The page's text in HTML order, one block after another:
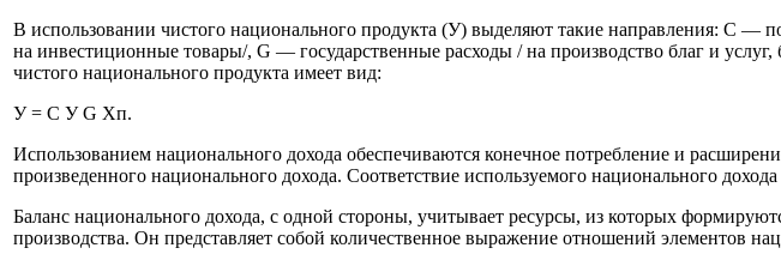
В использовании чистого национального продукта (У) выделяют такие направления: С —
на инвестиционные товары/, G — государственные расходы / на производство благ и
чистого национального продукта имеет вид:
У = С У G Хп.
Использованием национального дохода обеспечиваются конечное потребление и
произведенного национального дохода. Соответствие используемого национального
Баланс национального дохода, с одной стороны, учитывает ресурсы, из которых
производства. Он представляет собой количественное выражение отношений элементов